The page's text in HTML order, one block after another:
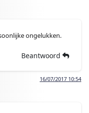
ongelukken.
Beantwoord
16/07/2017 10:54